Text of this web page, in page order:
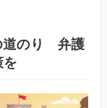
道のり 弁護
を